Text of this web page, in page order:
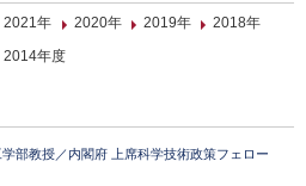
2021年 2020年 2019年
2018年
2014年度
部教授／内閣府 上席科学技術政策フェロー